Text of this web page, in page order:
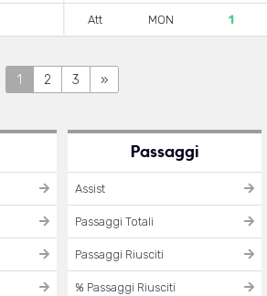
Att MON 1
1 2 3 »
Passaggi
Assist
Passaggi Totali
Passaggi Riusciti
% Passaggi Riusciti